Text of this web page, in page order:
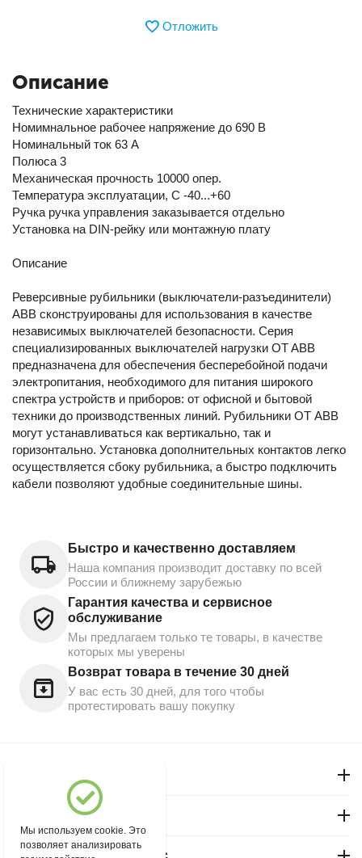
Отложить
Описание
Технические характеристики
Номимнальное рабочее напряжение до 690 В
Номинальный ток 63 A
Полюса 3
Механическая прочность 10000 опер.
Температура эксплуатации, С -40...+60
Ручка ручка управления заказывается отдельно
Установка на DIN-рейку или монтажную плату
Описание
Реверсивные рубильники (выключатели-разъединители)
ABB сконструированы для использования в качестве
независимых выключателей безопасности. Серия
специализированных выключателей нагрузки OT ABB
предназначена для обеспечения бесперебойной подачи
электропитания, необходимого для питания широкого
спектра устройств и приборов: от офисной и бытовой
техники до производственных линий. Рубильники ОТ АВВ
могут устанавливаться как вертикально, так и
горизонтально. Установка дополнительных контактов легко
осуществляется сбоку рубильника, а быстро подключить
кабели позволяют удобные соединительные шины.
Быстро и качественно доставляем
Наша компания производит доставку по всей
России и ближнему зарубежью
Гарантия качества и сервисное
обслуживание
Мы предлагаем только те товары, в качестве
которых мы уверены
Возврат товара в течение 30 дней
У вас есть 30 дней, для того чтобы
протестировать вашу покупку
Магазин "Северный"
Покупательский сервис
Мы используем cookie. Это
позволяет анализировать